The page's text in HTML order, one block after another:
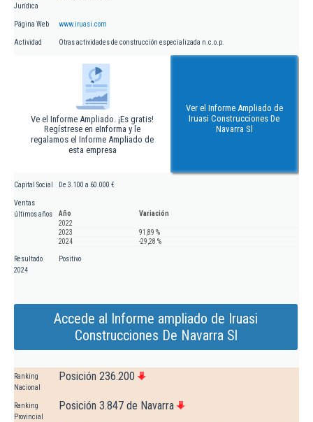
Jurídica
Página Web www.iruasi.com
Actividad Otras actividades de construcción especializada n.c.o.p.
Ve el Informe Ampliado. ¡Es gratis!
Regístrese en eInforma y le
regalamos el Informe Ampliado de
esta empresa
Ver el Informe Ampliado de
Iruasi Construcciones De
Navarra Sl
Capital Social De 3.100 a 60.000 €
Ventas
últimos años
Año
Variación
2022
2023
91,89 %
2024
-29,28 %
Resultado
2024
Positivo
Accede al Informe ampliado de Iruasi
Construcciones De Navarra Sl
Ranking
Nacional
Posición 236.200
Ranking
Provincial
Posición 3.847 de Navarra